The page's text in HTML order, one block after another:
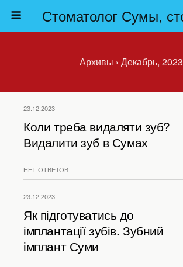
Архивы › Декабрь, 2023
23.12.2023
Коли треба видаляти зуб?
Видалити зуб в Сумах
НЕТ ОТВЕТОВ
23.12.2023
Як підготуватись до
імплантації зубів. Зубний
імплант Суми